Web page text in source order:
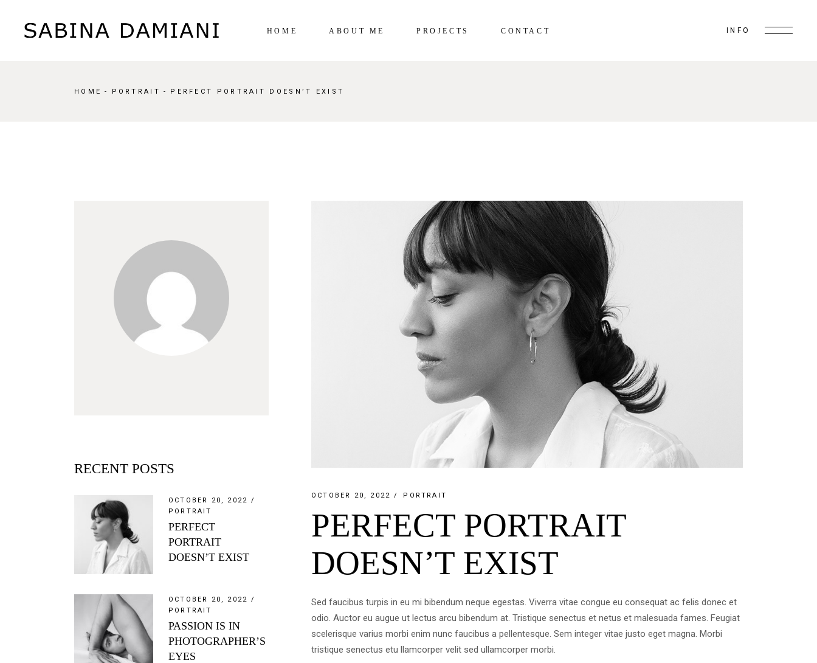
HOME ABOUT ME PROJECTS CONTACT INFO
HOME PORTRAIT PERFECT PORTRAIT DOESN’T EXIST
OCTOBER 20, 2022 PORTRAIT
PERFECT PORTRAIT
DOESN’T EXIST
Sed faucibus turpis in eu mi bibendum neque egestas. Viverra vitae congue eu consequat ac felis donec et
odio. Auctor eu augue ut lectus arcu bibendum at. Tristique senectus et netus et malesuada fames. Feugiat
scelerisque varius morbi enim nunc faucibus a pellentesque. Sem integer vitae justo eget magna. Morbi
tristique senectus etu llamcorper velit sed ullamcorper morbi.
RECENT POSTS
OCTOBER 20, 2022
PORTRAIT
PERFECT
PORTRAIT
DOESN’T EXIST
OCTOBER 20, 2022
PORTRAIT
PASSION IS IN
PHOTOGRAPHER’S
EYES